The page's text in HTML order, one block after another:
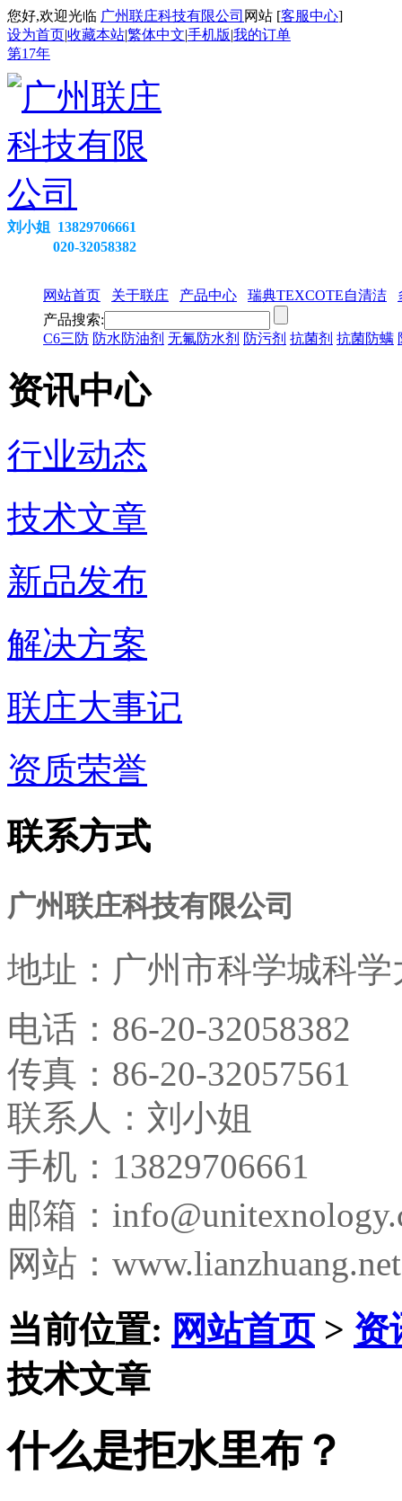
您好,欢迎光临 广州联庄科技有限公司 网站 [客服中心]
设为首页|收藏本站|繁体中文|手机版|我的订单
第17年
刘小姐 13829706661
020-32058382
网站首页 关于联庄 产品中心 瑞典TEXCOTE自清洁
产品搜索:
C6三防 防水防油剂 无氟防水剂 防污剂 抗菌剂 抗菌防螨
资讯中心
行业动态
技术文章
新品发布
解决方案
联庄大事记
资质荣誉
联系方式
广州联庄科技有限公司
地址： 广州市科学城科
电话： 86-20-32058382
传真： 86-20-32057561
联系人：刘小姐
手机：13829706661
邮箱：
网站：www.lianzhuang.net
当前位置: 网站首页> 资
技术文章
什么是拒水里布？